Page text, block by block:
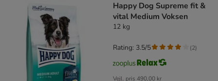
Happy Dog Supreme fit &
vital Medium Voksen
12 kg
Vejl. pris 490,00 kr
Rating: 3.5/5 (2)